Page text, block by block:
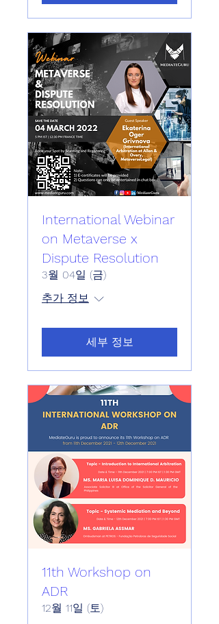
International Webinar
on Metaverse x
Dispute Resolution
3월 04일 (금)
추가 정보
세부 정보
11th Workshop on
ADR
12월 11일 (토)